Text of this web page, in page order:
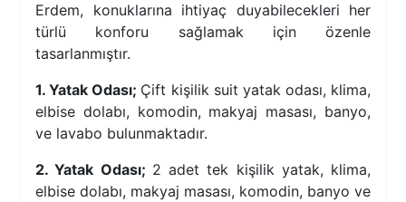
Erdem, konuklarına ihtiyaç duyabilecekleri her
türlü konforu sağlamak için özenle
tasarlanmıştır.
1. Yatak Odası; Çift kişilik suit yatak odası, klima,
elbise dolabı, komodin, makyaj masası, banyo,
ve lavabo bulunmaktadır.
2. Yatak Odası; 2 adet tek kişilik yatak, klima,
elbise dolabı, makyaj masası, komodin, banyo ve